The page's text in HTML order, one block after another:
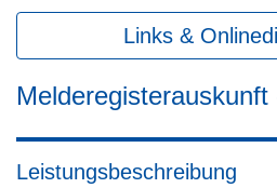
Links &
Leistungsbeschreibung